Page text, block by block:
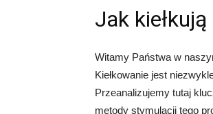
Jak
Witamy Państwa w
Kiełkowanie jest
Przeanalizujemy tutaj
metody stymulacji tego